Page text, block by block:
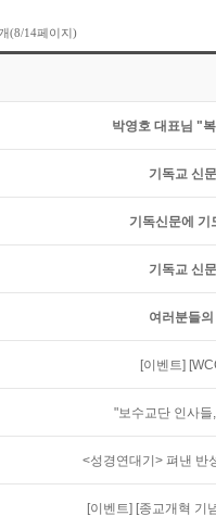
(8/14페이지)
박영호 대표님 "
기독교 신
기독신문에 기
기독교 신
여러분들
[이벤트]
"보수교단 인사
<성경연대기> 펴낸 반
[이벤트] [종교개혁 기